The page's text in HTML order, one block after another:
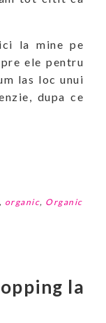
la mine pe
ele pentru
las loc unui
dupa ce
, organic, Organic
la